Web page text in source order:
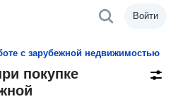
Войти
с зарубежной недвижимостью
покупке